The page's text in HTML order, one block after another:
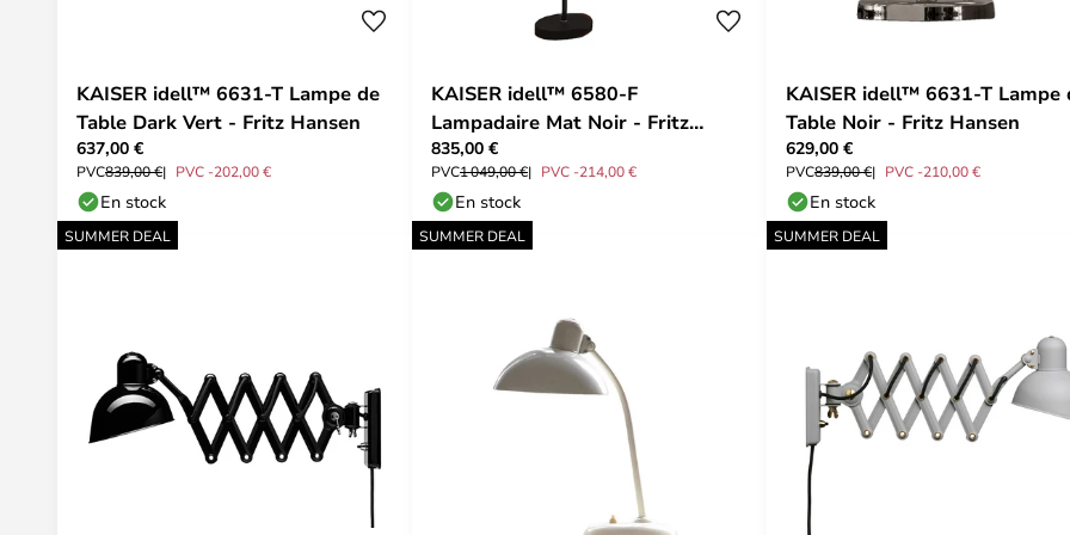
KAISER idell™ 6631-T Lampe de
Table Dark Vert - Fritz Hansen
637,00 €
PVC839,00 € PVC -202,00 €
En stock
KAISER idell™ 6580-F
Lampadaire Mat Noir - Fritz
Hansen
835,00 €
PVC1 049,00 € PVC -214,00 €
En stock
KAISER idell™ 6631-T Lampe
Table Noir - Fritz Hansen
629,00 €
PVC839,00 € PVC -210,00 €
En stock
SUMMER DEAL SUMMER DEAL SUMMER DEAL